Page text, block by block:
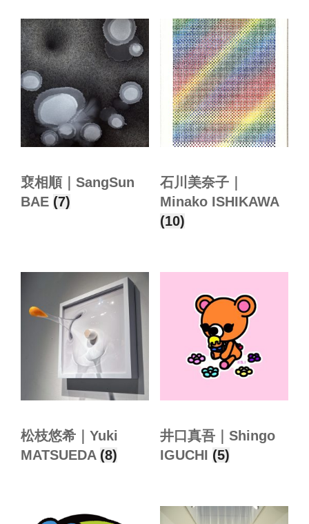
裵相順｜SangSun
BAE (7)
石川美奈子｜
Minako ISHIKAWA
(10)
松枝悠希｜Yuki
MATSUEDA (8)
井口真吾｜Shingo
IGUCHI (5)